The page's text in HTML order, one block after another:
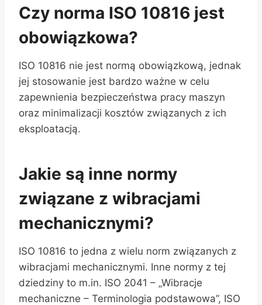
Czy norma ISO 10816 jest
obowiązkowa?
ISO 10816 nie jest normą obowiązkową, jednak
jej stosowanie jest bardzo ważne w celu
zapewnienia bezpieczeństwa pracy maszyn
oraz minimalizacji kosztów związanych z ich
eksploatacją.
Jakie są inne normy
związane z wibracjami
mechanicznymi?
ISO 10816 to jedna z wielu norm związanych z
wibracjami mechanicznymi. Inne normy z tej
dziedziny to m.in. ISO 2041 – „Wibracje
mechaniczne – Terminologia podstawowa”, ISO